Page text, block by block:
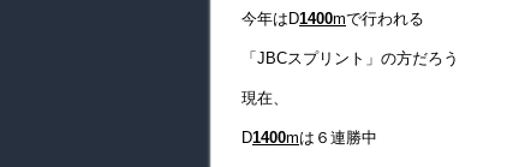
今年はD1400mで行われる
「JBCスプリント」の方だろう
現在、
D1400mは６連勝中